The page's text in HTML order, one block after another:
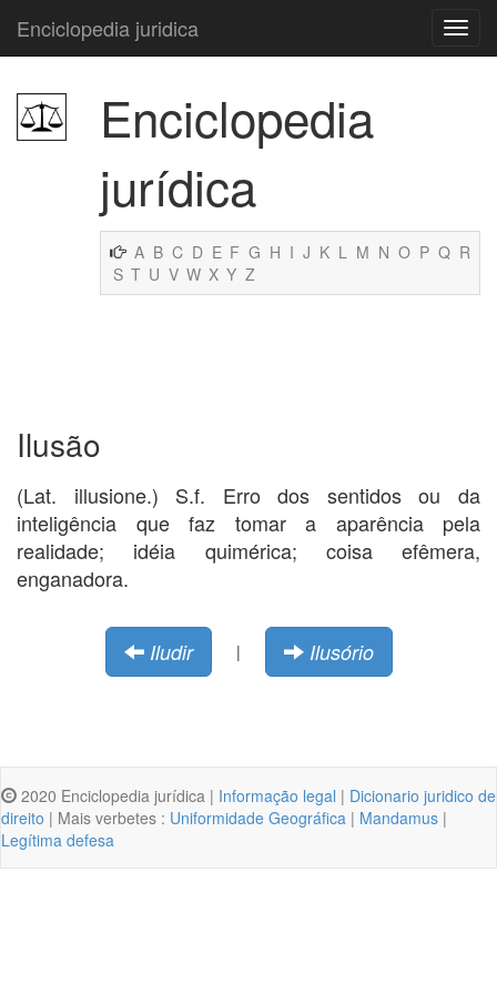
Enciclopedia juridica
Enciclopedia
jurídica
A B C D E F G H I J K L M N O P Q R
S T U V W X Y Z
Ilusão
(Lat. illusione.) S.f. Erro dos sentidos ou da
inteligência que faz tomar a aparência pela
realidade; idéia quimérica; coisa efêmera,
enganadora.
Iludir | Ilusório
2020 Enciclopedia jurídica | Informação legal | Dicionario juridico de
direito | Mais verbetes : Uniformidade Geográfica | Mandamus |
Legítima defesa